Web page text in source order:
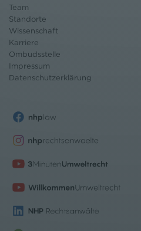
Team
Standorte
Wissenschaft
Karriere
Ombudsstelle
Impressum
Datenschutzerklärung